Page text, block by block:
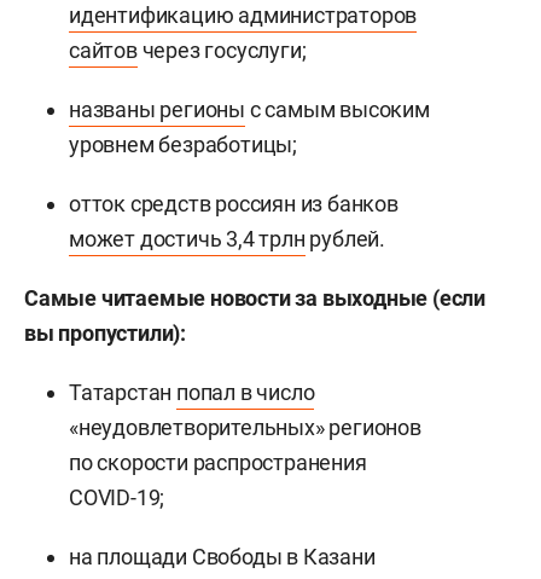
идентификацию администраторов
сайтовчерез госуслуги;
названы регионы с самым высоким
уровнем безработицы;
отток средств россиян из банков
может достичь 3,4 трлн рублей.
Самые читаемые новости за выходные (если
вы пропустили):
Татарстан попал в число
«неудовлетворительных» регионов
по скорости распространения
COVID-19;
на площади Свободы в Казани